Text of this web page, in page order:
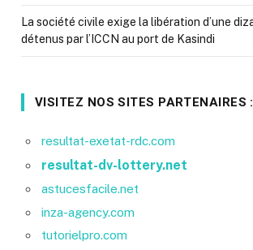
La société civile exige la libération d’une
détenus par l’ICCN au port de Kasindi
VISITEZ NOS SITES PARTENAIRES :
resultat-exetat-rdc.com
resultat-dv-lottery.net
astucesfacile.net
inza-agency.com
tutorielpro.com